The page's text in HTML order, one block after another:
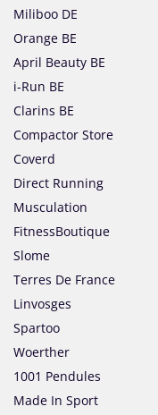
Miliboo DE
Orange BE
April Beauty BE
i-Run BE
Clarins BE
Compactor Store
Coverd
Direct Running
Musculation
FitnessBoutique
Slome
Terres De France
Linvosges
Spartoo
Woerther
1001 Pendules
Made In Sport